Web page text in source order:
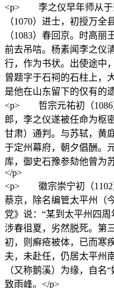
<p> 李之仪早年师从于
（1070）进士，初授万
（1083）春回京。时高
前去吊唁。杨素闻李之仪
行，作为书状。出使途中
曾题字于石祠的石柱上，
是他在山东留下的仅有的
<p> 哲宗元祐初（1086
郎，李之仪遂被任命为枢
甘肃）通判。与苏轼，黄
于定州幕府，朝夕倡酬。
库，御史石豫参劾他曾为
</p>
<p> 徽宗崇宁初（1102
蔡京，除名编管太平州（
党》说：“某到太平州四周
涉春徂夏，劣然脱死。第
初，则癣疮被体，已而寒
夫，未赴任，仍居太平州
（又称鹅溪）为缘，自名
致雨峰。</p>